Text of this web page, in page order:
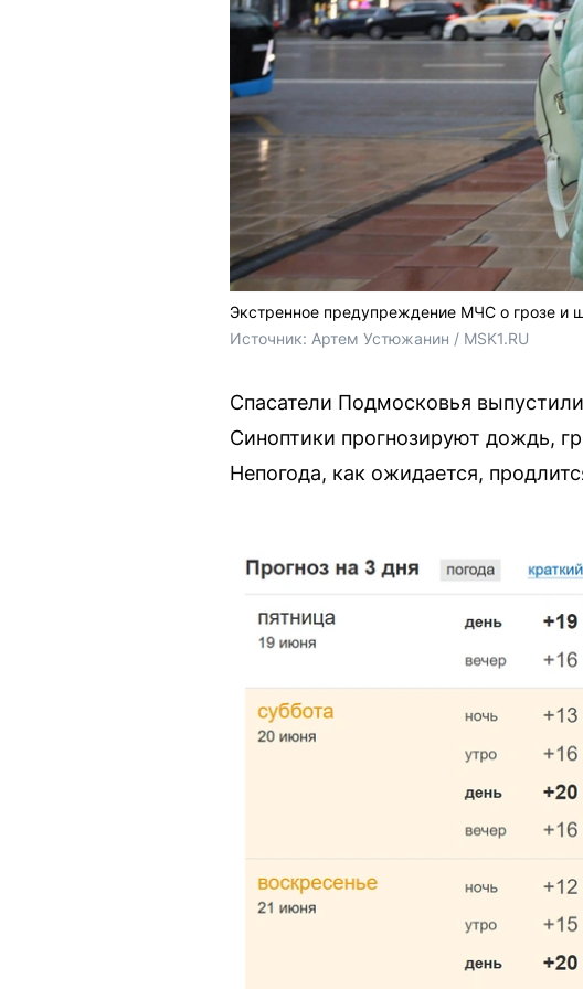
Экстренное предупреждение МЧС о грозе и
Источник: Артем Устюжанин / MSK1.RU
Спасатели Подмосковья
Синоптики прогнозируют дождь,
Непогода, как ожидается,